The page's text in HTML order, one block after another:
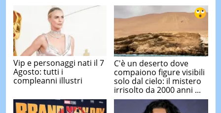
Vip e personaggi nati il 7
Agosto: tutti i
compleanni illustri
C'è un deserto dove
compaiono figure visibili
solo dal cielo: il mistero
irrisolto da 2000 anni ...